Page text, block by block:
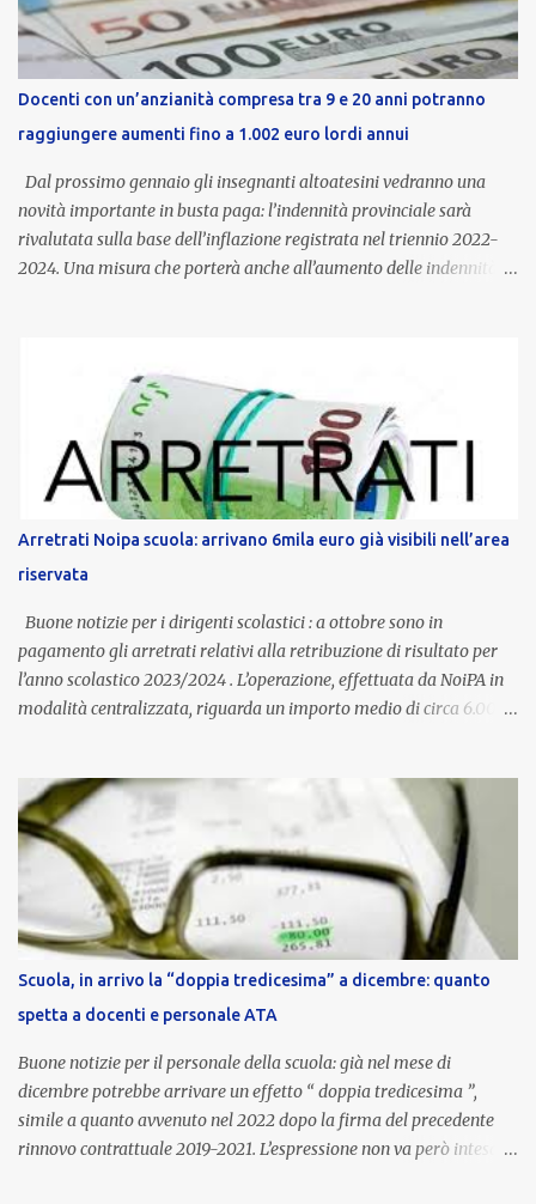
Docenti con un’anzianità compresa tra 9 e 20 anni potranno
raggiungere aumenti fino a 1.002 euro lordi annui
Dal prossimo gennaio gli insegnanti altoatesini vedranno una
novità importante in busta paga: l’indennità provinciale sarà
rivalutata sulla base dell’inflazione registrata nel triennio 2022-
2024. Una misura che porterà anche all’aumento delle indennità di
dedicato alle donne vittime di violenza di genere, in linea con la
normativa nazionale e con l’obiettivo di offrire maggiore tutela e
supporto in situazioni delicate. L’indennità provinciale per i docenti
è un unicum in Italia: si tratta di una misura esclusiva della
Provincia autonoma di Bolzano, che integra in maniera stabile lo
stipendio nazionale grazie alle prerogative garantite
dall’autonomia locale. Non è un bonus temporaneo né un
compenso accessorio, ma una voce strutturale di retribuzione,
aggiornata periodicamente in base al cost...
Arretrati Noipa scuola: arrivano 6mila euro già visibili nell’area
riservata
Buone notizie per i dirigenti scolastici : a ottobre sono in
pagamento gli arretrati relativi alla retribuzione di risultato per
l’anno scolastico 2023/2024 . L’operazione, effettuata da NoiPA in
modalità centralizzata, riguarda un importo medio di circa 6.000
ordinaria di ottobre . Cos’è la retribuzione di risultato La
retribuzione di risultato rappresenta la parte variabile dello
stipendio dei dirigenti scolastici. Viene corrisposta per valorizzare
la qualità dell’attività svolta, la gestione delle risorse e il
raggiungimento degli obiettivi fissati dal Ministero dell’Istruzione
e del Merito (MIM) . Per l’anno scolastico 2023/2024, il MIM ha
completato la procedura di valutazione e trasmesso i dati a NoiPA,
che ha poi disposto la liquidazione automatica in busta paga . Gli
importi e le trattenute L’importo medio lordo riconosciuto è di 6....
Scuola, in arrivo la “doppia tredicesima” a dicembre: quanto
spetta a docenti e personale ATA
Buone notizie per il personale della scuola: già nel mese di
dicembre potrebbe arrivare un effetto “ doppia tredicesima ”,
simile a quanto avvenuto nel 2022 dopo la firma del precedente
rinnovo contrattuale 2019-2021. L’espressione non va però intesa in